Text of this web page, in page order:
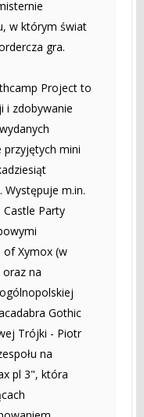
w którym świat
gra.
Project to
i zdobywanie
przyjętych mini
m.in.
Party
of Xymox (w
na
Gothic
Trójki - Piotr
na
pl 3", która